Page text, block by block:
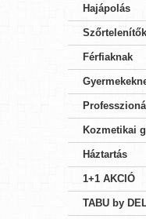
Hajápolás
Szőrtelenítők
Férfiaknak
Kozmetikai
Háztartás
1+1 AKCIÓ
TABU by